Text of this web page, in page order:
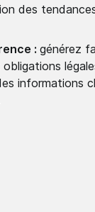
des
:générez
informations